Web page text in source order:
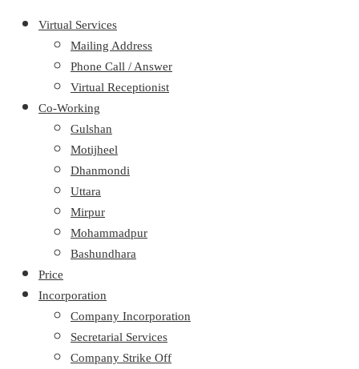
Virtual Services
Mailing Address
Phone Call / Answer
Virtual Receptionist
Co-Working
Gulshan
Motijheel
Dhanmondi
Uttara
Mirpur
Mohammadpur
Bashundhara
Price
Incorporation
Company Incorporation
Secretarial Services
Company Strike Off